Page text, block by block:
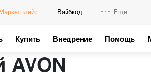
Маркетплейс Вайбкод Ещё
Купить Внедрение Помощь
AVON